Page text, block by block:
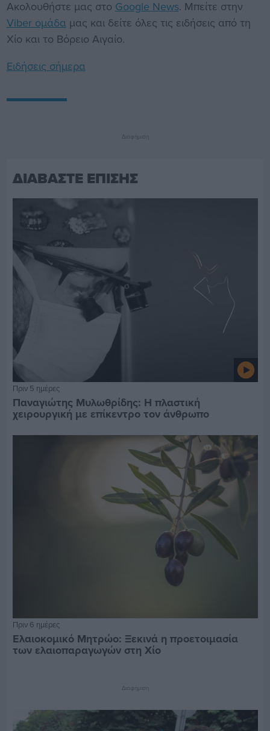
Ακολουθήστε μας στο Google News. Μπείτε στην
Viber ομάδα μας και δείτε όλες τις ειδήσεις από τη
Χίο και το Βόρειο Αιγαίο.
Ειδήσεις σήμερα
Διαφήμιση
ΔΙΑΒΑΣΤΕ ΕΠΙΣΗΣ
Πριν 5 ημέρες
Παναγιώτης Μυλωθρίδης: Η πλαστική
χειρουργική με επίκεντρο τον άνθρωπο
Πριν 6 ημέρες
Ελαιοκομικό Μητρώο: Ξεκινά η προετοιμασία
των ελαιοπαραγωγών στη Χίο
Διαφήμιση